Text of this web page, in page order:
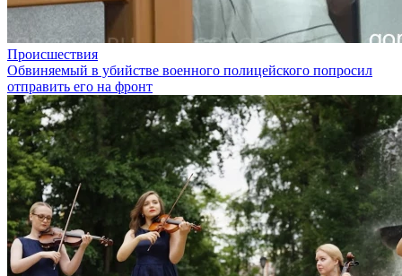
Происшествия
Обвиняемый в убийстве военного полицейского попросил
отправить его на фронт